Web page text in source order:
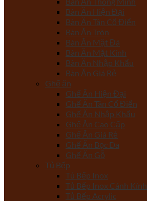
Bàn Ăn Hiện Đại
Bàn Ăn Tân Cổ Điển
Bàn Ăn Tròn
Bàn Ăn Mặt Đá
Bàn Ăn Mặt Kính
Bàn Ăn Nhập Khẩu
Bàn Ăn Giá Rẻ
Ghế ăn
Ghế Ăn Hiện Đại
Ghế Ăn Tân Cổ Điển
Ghế Ăn Nhập Khẩu
Ghế Ăn Cao Cấp
Ghế Ăn Giá Rẻ
Ghế Ăn Bọc Da
Ghế Ăn Gỗ
Tủ Bếp
Tủ Bếp Inox
Tủ Bếp Inox Cánh Kính
Tủ Bếp Acrylic